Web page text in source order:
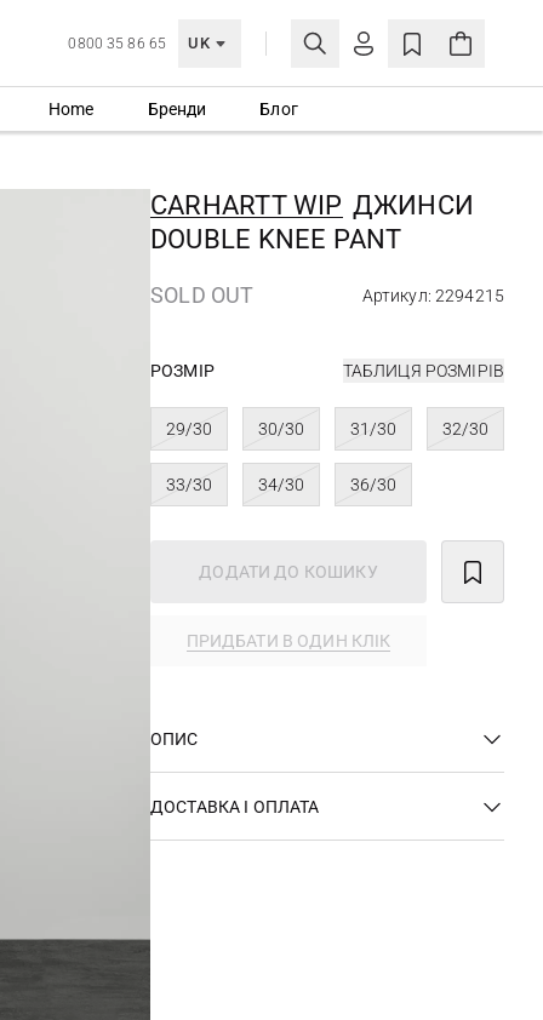
0800 35 86 65 UK
МОЯ ОБЛІКІВКА
Ще не зареєстровані?
СТВОРИТИ ОБЛІКІВКУ
Home Бренди Блог
CARHARTT WIP ДЖИНСИ
DOUBLE KNEE PANT
SOLD OUT Артикул: 2294215
РОЗМІР ТАБЛИЦЯ РОЗМІРІВ
29/30 30/30 31/30 32/30
33/30 34/30 36/30
ДОДАТИ ДО КОШИКУ
ПРИДБАТИ В ОДИН КЛІК
ОПИС
ДОСТАВКА І ОПЛАТА